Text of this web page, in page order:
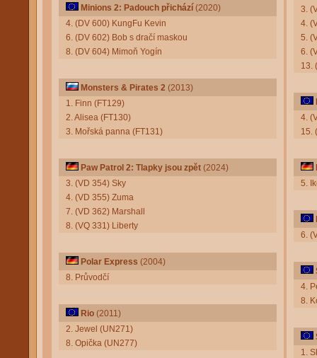
Minions 2: Padouch přichází (2020)
4. (DV 600) KungFu Kevin
6. (DV 602) Bob s dračí maskou
8. (DV 604) Mimoň Yogín
Monsters & Pirates 2 (2013)
1. Finn (FT129)
2. Alisea (FT130)
3. Mořská panna (FT131)
Paw Patrol 2: Tlapky jsou zpět (2024)
3. (VD 354) Sky
4. (VD 355) Zuma
7. (VD 362) Marshall
8. (VQ 331) Liberty
Polar Express (2004)
8. Průvodčí
Rio (2011)
2. Jewel (UN271)
8. Opička (UN277)
3.
4.
5.
6.
13.
4.
15.
5.
6.
4.
8.
1.